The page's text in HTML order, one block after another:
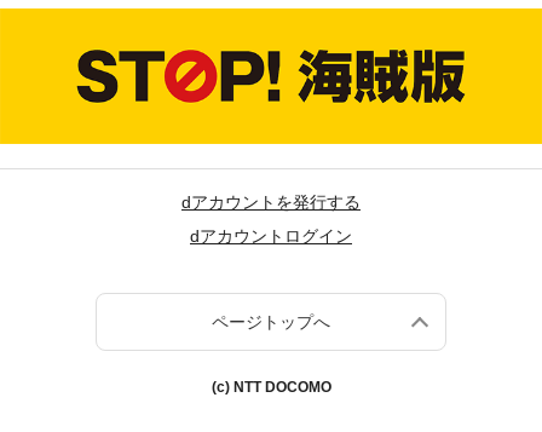
dアカウントを発行する
dアカウントログイン
ページトップへ
(c) NTT DOCOMO